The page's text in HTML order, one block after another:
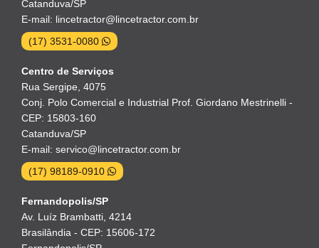
Catanduva/SP
E-mail: lincetractor@lincetractor.com.br
(17) 3531-0080
Centro de Serviços
Rua Sergipe, 4075
Conj. Polo Comercial e Industrial Prof. Giordano Mestrinelli -
CEP: 15803-160
Catanduva/SP
E-mail: servico@lincetractor.com.br
(17) 98189-0910
Fernandopolis/SP
Av. Luíz Brambatti, 4214
Brasilândia - CEP: 15606-172